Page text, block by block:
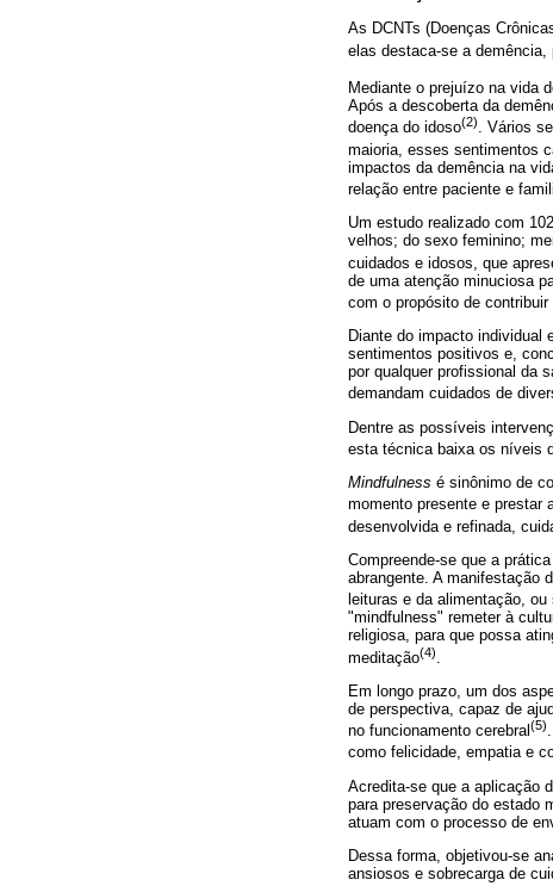
As DCNTs (Doenças
elas destaca-se a demência,
Mediante o prejuízo na vida
Após a descoberta da
doença do idoso(2). Vários
maioria, esses sentimentos
impactos da demência na
relação entre paciente e
Um estudo realizado com
velhos; do sexo feminino;
cuidados e idosos, que
de uma atenção minuciosa
com o propósito de
Diante do impacto individual
sentimentos positivos e,
por qualquer profissional da
demandam cuidados de
Dentre as possíveis
esta técnica baixa os níveis
Mindfulness é sinônimo de
momento presente e prestar
desenvolvida e refinada,
Compreende-se que a
abrangente. A manifestação
leituras e da alimentação,
"mindfulness" remeter à
religiosa, para que possa
meditação(4)
Em longo prazo, um dos
de perspectiva, capaz de
no funcionamento cerebral(5)
como felicidade, empatia e
Acredita-se que a aplicação
para preservação do estado
atuam com o processo de
Dessa forma, objetivou-se
ansiosos e sobrecarga de